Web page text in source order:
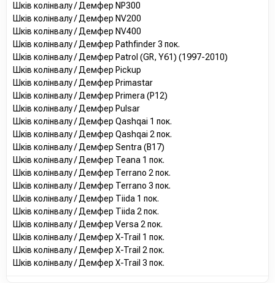
Шків колінвалу / Демфер NP300
Шків колінвалу / Демфер NV200
Шків колінвалу / Демфер NV400
Шків колінвалу / Демфер Pathfinder 3 пок.
Шків колінвалу / Демфер Patrol (GR, Y61) (1997-2010)
Шків колінвалу / Демфер Pickup
Шків колінвалу / Демфер Primastar
Шків колінвалу / Демфер Primera (P12)
Шків колінвалу / Демфер Pulsar
Шків колінвалу / Демфер Qashqai 1 пок.
Шків колінвалу / Демфер Qashqai 2 пок.
Шків колінвалу / Демфер Sentra (B17)
Шків колінвалу / Демфер Teana 1 пок.
Шків колінвалу / Демфер Terrano 2 пок.
Шків колінвалу / Демфер Terrano 3 пок.
Шків колінвалу / Демфер Tiida 1 пок.
Шків колінвалу / Демфер Tiida 2 пок.
Шків колінвалу / Демфер Versa 2 пок.
Шків колінвалу / Демфер X-Trail 1 пок.
Шків колінвалу / Демфер X-Trail 2 пок.
Шків колінвалу / Демфер X-Trail 3 пок.